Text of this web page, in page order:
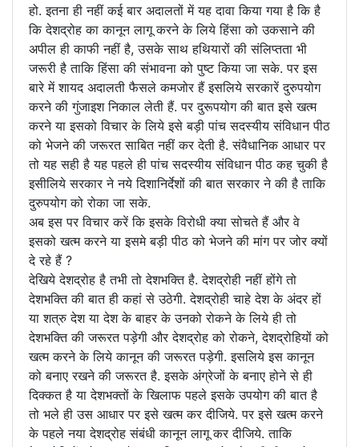
हो. इतना ही नहीं कई बार अदालतों में यह दावा किया गया है कि है
कि देशद्रोह का कानून लागू करने के लिये हिंसा को उकसाने की
अपील ही काफी नहीं है, उसके साथ हथियारों की संलिप्तता भी
जरूरी है ताकि हिंसा की संभावना को पुष्ट किया जा सके. पर इस
बारे में शायद अदालती फैसले कमजोर हैं इसलिये सरकारें दुरुपयोग
करने की गुंजाइश निकाल लेती हैं. पर दुरूपयोग की बात इसे खत्म
करने या इसको विचार के लिये इसे बड़ी पांच सदस्यीय संविधान पीठ
को भेजने की जरूरत साबित नहीं कर देती है. संवैधानिक आधार पर
तो यह सही है यह पहले ही पांच सदस्यीय संविधान पीठ कह चुकी है
इसीलिये सरकार ने नये दिशानिर्देशों की बात सरकार ने की है ताकि
दुरुपयोग को रोका जा सके.
अब इस पर विचार करें कि इसके विरोधी क्या सोचते हैं और वे
इसको खत्म करने या इसमे बड़ी पीठ को भेजने की मांग पर जोर क्यों
दे रहे हैं ?
देखिये देशद्रोह है तभी तो देशभक्ति है. देशद्रोही नहीं होंगे तो
देशभक्ति की बात ही कहां से उठेगी. देशद्रोही चाहे देश के अंदर हों
या शत्रु देश या देश के बाहर के उनको रोकने के लिये ही तो
देशभक्ति की जरूरत पड़ेगी और देशद्रोह को रोकने, देशद्रोहियों को
खत्म करने के लिये कानून की जरूरत पड़ेगी. इसलिये इस कानून
को बनाए रखने की जरूरत है. इसके अंग्रेजों के बनाए होने से ही
दिक्कत है या देशभक्तों के खिलाफ पहले इसके उपयोग की बात है
तो भले ही उस आधार पर इसे खत्म कर दीजिये. पर इसे खत्म करने
के पहले नया देशद्रोह संबंधी कानून लागू कर दीजिये. ताकि